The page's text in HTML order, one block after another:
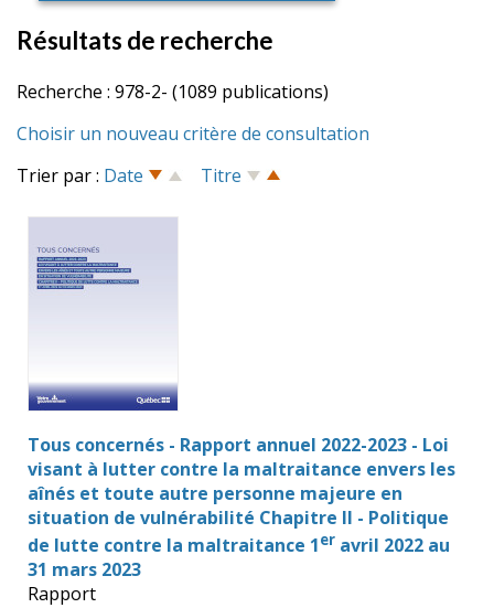
Résultats de recherche
Recherche : 978-2- (1089 publications)
Choisir un nouveau critère de consultation
Trier par : Date Titre
Tous concernés - Rapport annuel 2022-2023 - Loi
visant à lutter contre la maltraitance envers les
aînés et toute autre personne majeure en
situation de vulnérabilité Chapitre II - Politique
de lutte contre la maltraitance 1er avril 2022 au
31 mars 2023
Rapport